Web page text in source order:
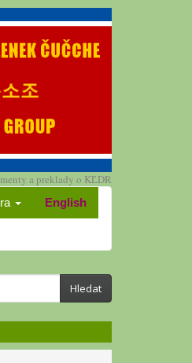
a preklady o KĽDR
English
Hledat